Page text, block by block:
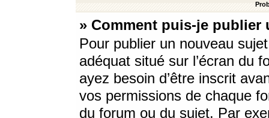
» Comment puis-je
Pour publier un nouveau
adéquat situé sur l’écran du
ayez besoin d’être inscrit
vos permissions de chaque
du forum ou du sujet. Par